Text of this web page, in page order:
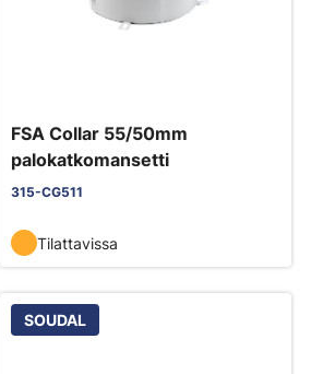
FSA Collar 55/50mm
palokatkomansetti
315-CG511
Tilattavissa
SOUDAL